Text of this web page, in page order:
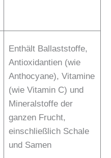
Enthält Ballaststoffe,
Antioxidantien (wie
Anthocyane), Vitamine
(wie Vitamin C) und
Mineralstoffe der
ganzen Frucht,
einschließlich Schale
und Samen